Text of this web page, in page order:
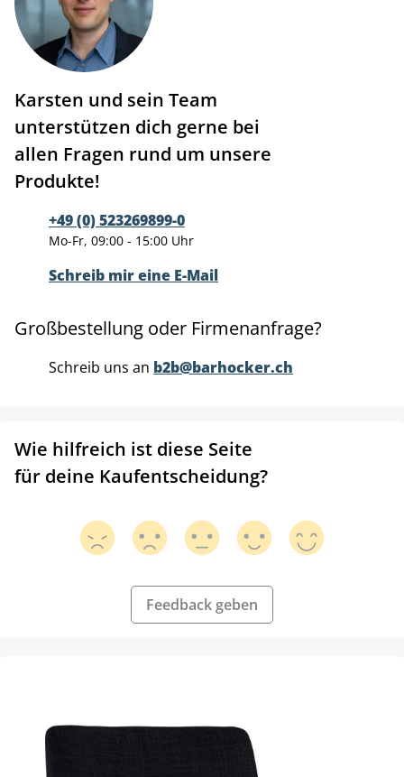
Karsten und sein Team
unterstützen dich gerne bei
allen Fragen rund um unsere
Produkte!
+49 (0) 523269899-0
Mo-Fr, 09:00 - 15:00 Uhr
Schreib mir eine E-Mail
Großbestellung oder Firmenanfrage?
Schreib uns an b2b@barhocker.ch
Wie hilfreich ist diese Seite
für deine Kaufentscheidung?
Feedback geben